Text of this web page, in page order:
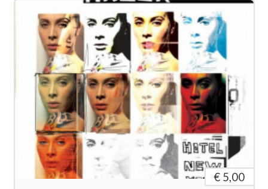
€ 5,00